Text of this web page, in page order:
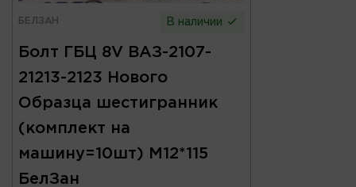
БЕЛЗАН В наличии
Болт ГБЦ 8V ВАЗ-2107-
21213-2123 Нового
Образца шестигранник
(комплект на
машину=10шт) М12*115
БелЗан